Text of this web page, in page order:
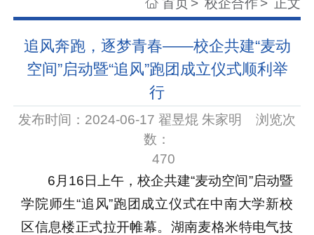
首页 > 校企合作 > 正文
追风奔跑，逐梦青春——校企共建“麦动
空间”启动暨“追风”跑团成立仪式顺利举
行
发布时间：2024-06-17 翟昱焜 朱家明 浏览次
数：
470
6月16日上午，校企共建“麦动空间”启动暨
学院师生“追风”跑团成立仪式在中南大学新校
区信息楼正式拉开帷幕。湖南麦格米特电气技